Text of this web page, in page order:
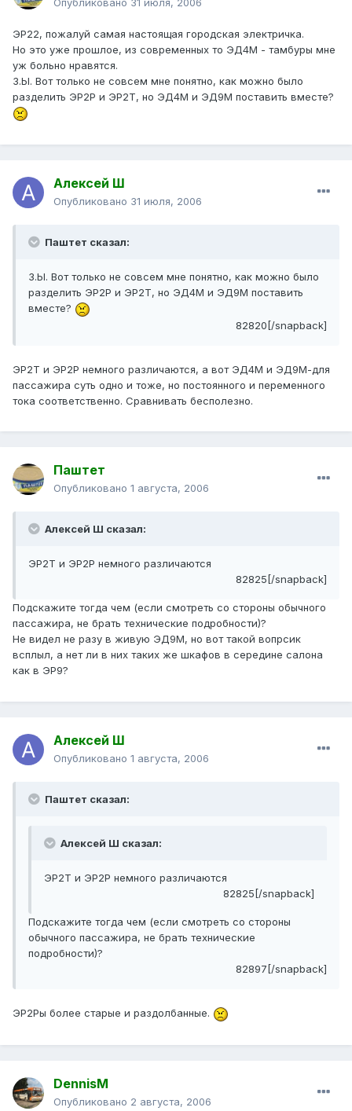
Опубликовано 31 июля, 2006
ЭР22, пожалуй самая настоящая городская электричка.
Но это уже прошлое, из современных то ЭД4М - тамбуры мне
уж больно нравятся.
З.Ы. Вот только не совсем мне понятно, как можно было
разделить ЭР2Р и ЭР2Т, но ЭД4М и ЭД9М поставить вместе?
Алексей Ш
Опубликовано 31 июля, 2006
Паштет сказал:
З.Ы. Вот только не совсем мне понятно, как можно было
разделить ЭР2Р и ЭР2Т, но ЭД4М и ЭД9М поставить
вместе?
82820[/snapback]
ЭР2Т и ЭР2Р немного различаются, а вот ЭД4М и ЭД9М-для
пассажира суть одно и тоже, но постоянного и переменного
тока соответственно. Сравнивать бесполезно.
Паштет
Опубликовано 1 августа, 2006
Алексей Ш сказал:
ЭР2Т и ЭР2Р немного различаются
82825[/snapback]
Подскажите тогда чем (если смотреть со стороны обычного
пассажира, не брать технические подробности)?
Не видел не разу в живую ЭД9М, но вот такой вопрсик
всплыл, а нет ли в них таких же шкафов в середине салона
как в ЭР9?
Алексей Ш
Опубликовано 1 августа, 2006
Паштет сказал:
Алексей Ш сказал:
ЭР2Т и ЭР2Р немного различаются
82825[/snapback]
Подскажите тогда чем (если смотреть со стороны
обычного пассажира, не брать технические
подробности)?
82897[/snapback]
ЭР2Ры более старые и раздолбанные.
DennisM
Опубликовано 2 августа, 2006